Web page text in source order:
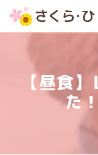
【昼食
た